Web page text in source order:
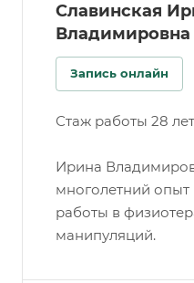
Славинская
Владимировна
Запись онлайн
Стаж работы 28
Ирина
многолетний опыт
работы в
манипуляций.